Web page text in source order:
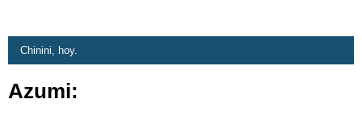
Chinini, hoy.
Azumi: